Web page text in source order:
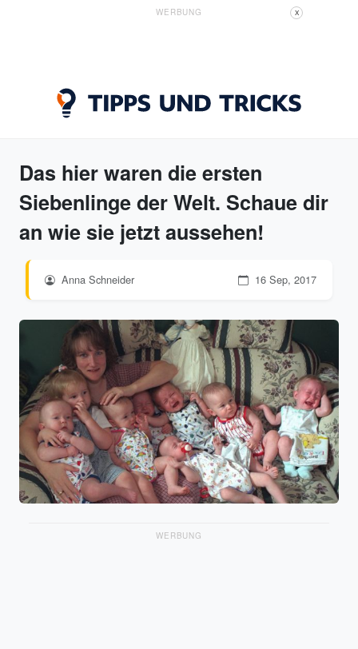
WERBUNG X
Das hier waren die ersten
Siebenlinge der Welt. Schaue dir
an wie sie jetzt aussehen!
Anna Schneider 16 Sep, 2017
WERBUNG